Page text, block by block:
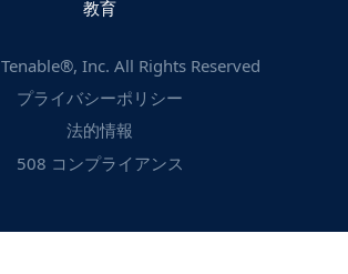
教育
Tenable®, Inc. All Rights Reserved
プライバシーポリシー
法的情報
508 コンプライアンス